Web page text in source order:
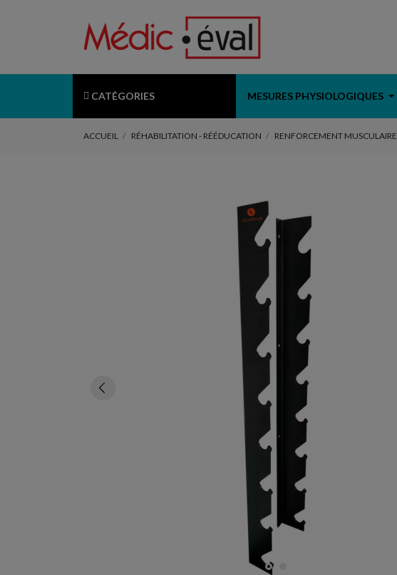
CATÉGORIES MESURES PHYSIOLOGIQUES
ACCUEIL RÉHABILITATION - RÉÉDUCATION RENFORCEMENT MUSCULAIRE